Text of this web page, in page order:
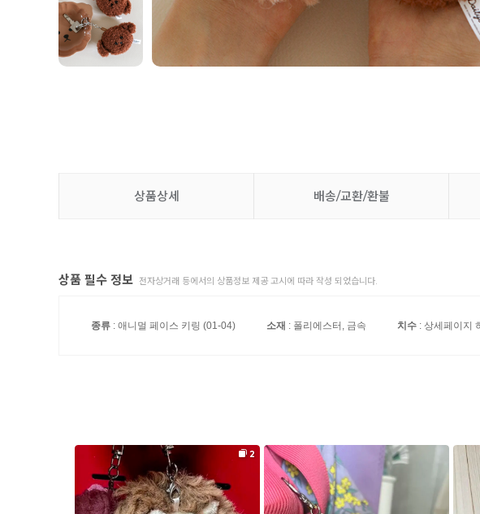
상품상세 배송/교환/환불
상품 필수 정보 전자상거래 등에서의 상품정보 제공 고시에 따라 작성 되었습니다.
종류 : 애니멀 페이스 키링 (01-04) 소재 : 폴리에스터, 금속 치수 : 상세페이지